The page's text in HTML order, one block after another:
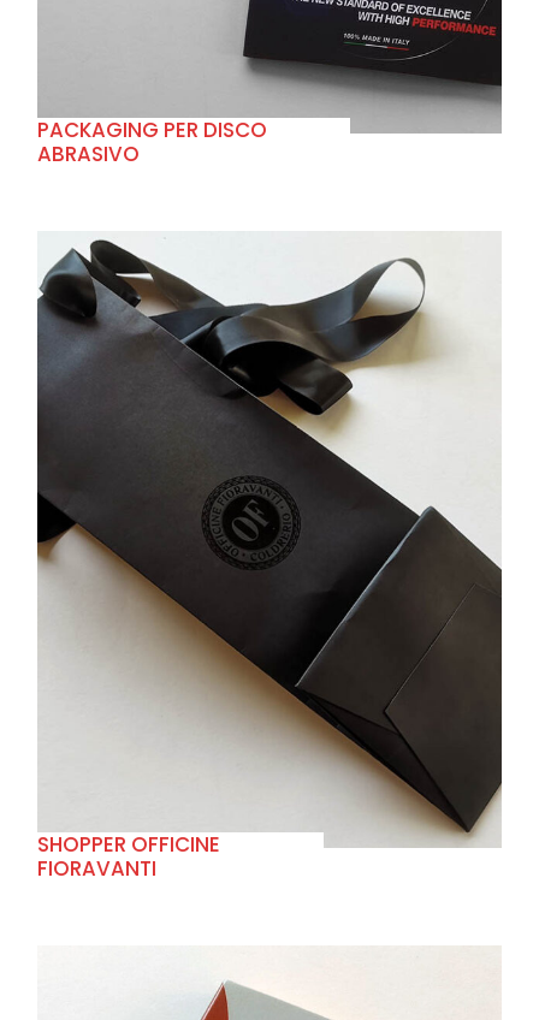
PACKAGING PER DISCO
ABRASIVO
SHOPPER OFFICINE
FIORAVANTI